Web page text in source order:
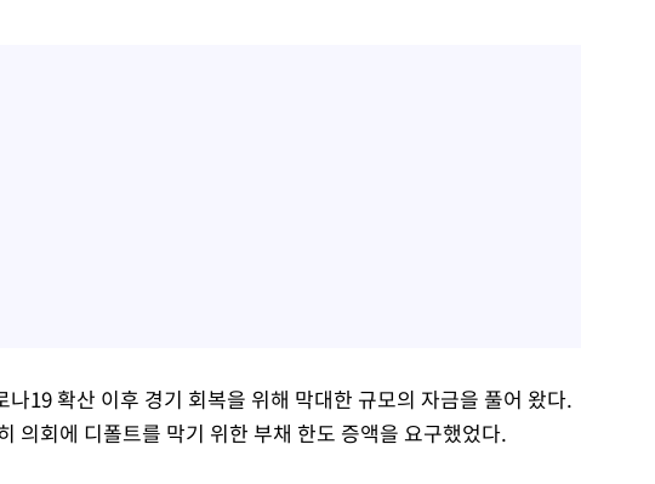
19 확산 이후 경기 회복을 위해 막대한 규모의 자금을 풀어 왔다.
의회에 디폴트를 막기 위한 부채 한도 증액을 요구했었다.